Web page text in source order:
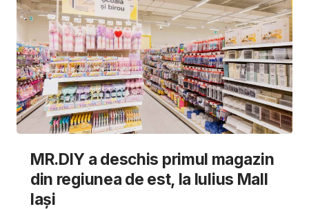
MR.DIY a deschis primul magazin
din regiunea de est, la Iulius Mall
Iași